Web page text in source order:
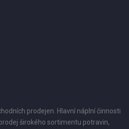
prodejen. Hlavní náplní činnosti
širokého sortimentu potravin,